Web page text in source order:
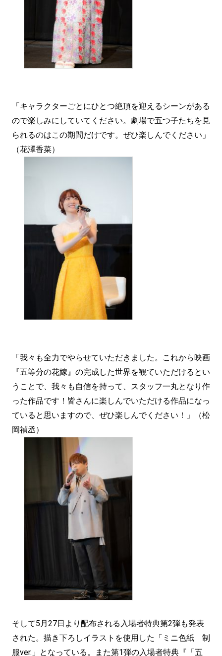
「キャラクターごとにひとつ絶頂を迎えるシーンがある
ので楽しみにしていてください。劇場で五つ子たちを見
られるのはこの期間だけです。ぜひ楽しんでください」
（花澤香菜）
「我々も全力でやらせていただきました。これから映画
『五等分の花嫁』の完成した世界を観ていただけるとい
うことで、我々も自信を持って、スタッフ一丸となり作
った作品です！皆さんに楽しんでいただける作品になっ
ていると思いますので、ぜひ楽しんでください！」（松
岡禎丞）
そして5月27日より配布される入場者特典第2弾も発表
された。描き下ろしイラストを使用した「ミニ色紙 制
服ver.」となっている。また第1弾の入場者特典『「五